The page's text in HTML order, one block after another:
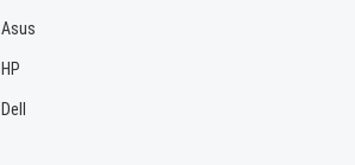
Asus
HP
Dell